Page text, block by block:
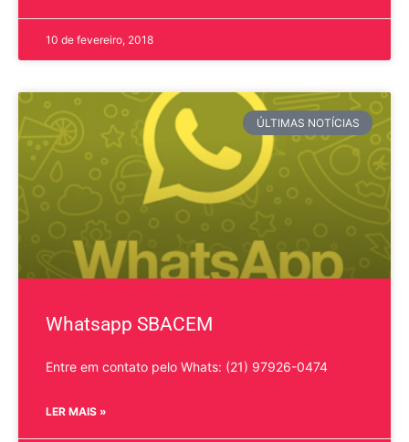
10 de fevereiro, 2018
ÚLTIMAS NOTÍCIAS
Whatsapp SBACEM
Entre em contato pelo Whats: (21) 97926-0474
LER MAIS »